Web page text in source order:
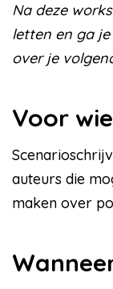
Na deze
letten en ga
over je
Voor wie
auteurs die
maken over